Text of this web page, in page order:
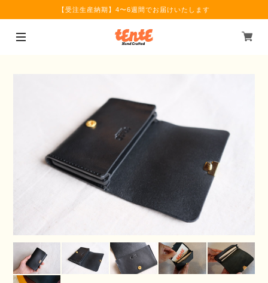
【受注生産納期】4〜6週間でお届けいたします